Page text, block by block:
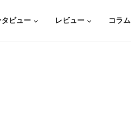
タビュー レビュー コラム